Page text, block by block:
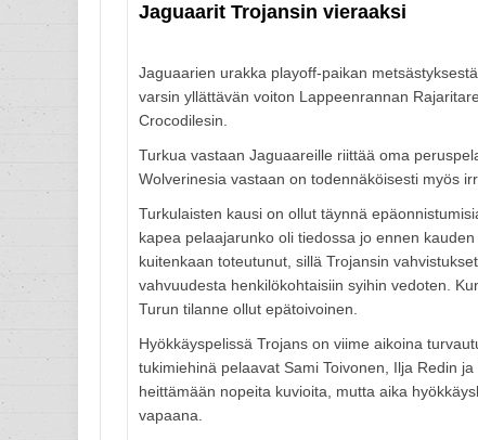
Jaguaarit Trojansin vieraaksi
Jaguaarien urakka playoff-paikan
varsin yllättävän voiton Lappeenrannan
Crocodilesin.
Turkua vastaan Jaguaareille riittää oma
Wolverinesia vastaan on todennäköisesti myös
Turkulaisten kausi on ollut täynnä
kapea pelaajarunko oli tiedossa jo ennen
kuitenkaan toteutunut, sillä Trojansin
vahvuudesta henkilökohtaisiin syihin vedoten.
Turun tilanne ollut epätoivoinen.
Hyökkäyspelissä Trojans on viime aikoina
tukimiehinä pelaavat Sami Toivonen, Ilja Redin
heittämään nopeita kuvioita, mutta aika
vapaana.